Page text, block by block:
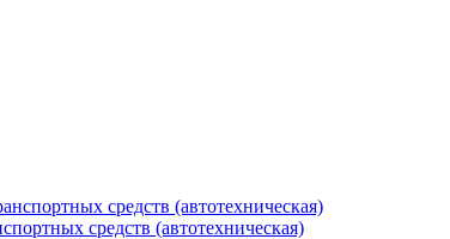
средств (автотехническая)